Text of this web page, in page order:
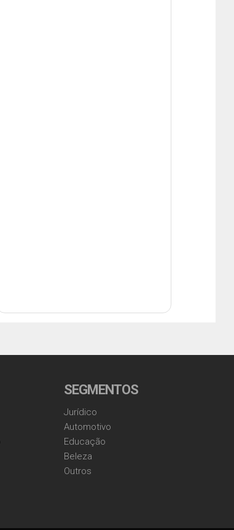
SEGMENTOS
Jurídico
Automotivo
Educação
Beleza
Outros